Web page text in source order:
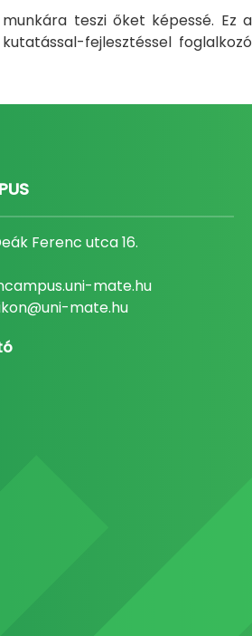
teszi őket képessé. Ez a
fejlesztéssel foglalkozó
Ferenc utca 16.
mate.hu
mate.hu